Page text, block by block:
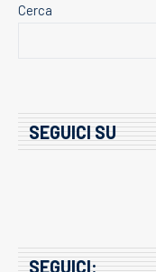
Cerca
SEGUICI SU
SEGUICI: